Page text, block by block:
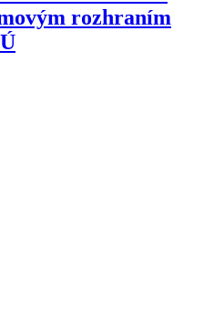
rozhraním